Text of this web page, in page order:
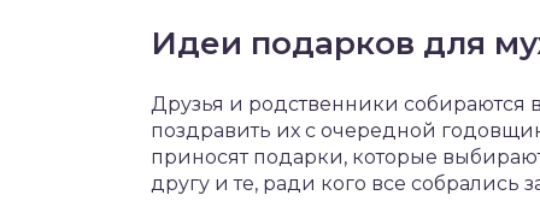
Идеи подарков для
Друзья и родственники собираются
поздравить их с очередной
приносят подарки, которые
другу и те, ради кого все собрались